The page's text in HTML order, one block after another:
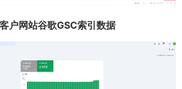
户网站谷歌GSC索引数据